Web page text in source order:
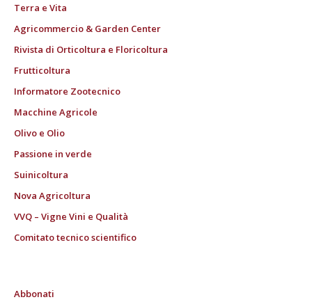
Terra e Vita
Agricommercio & Garden Center
Rivista di Orticoltura e Floricoltura
Frutticoltura
Informatore Zootecnico
Macchine Agricole
Olivo e Olio
Passione in verde
Suinicoltura
Nova Agricoltura
VVQ – Vigne Vini e Qualità
Comitato tecnico scientifico
Abbonati